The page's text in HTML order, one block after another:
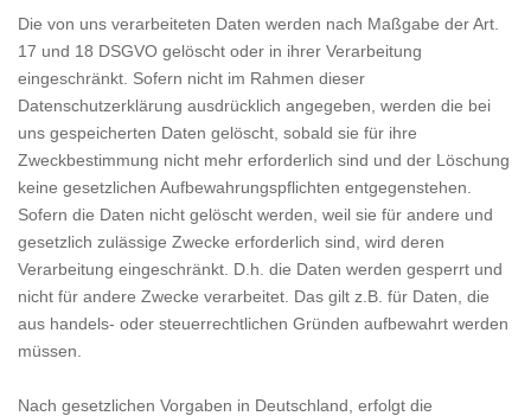
Die von uns verarbeiteten Daten werden nach Maßgabe der Art.
17 und 18 DSGVO gelöscht oder in ihrer Verarbeitung
eingeschränkt. Sofern nicht im Rahmen dieser
Datenschutzerklärung ausdrücklich angegeben, werden die bei
uns gespeicherten Daten gelöscht, sobald sie für ihre
Zweckbestimmung nicht mehr erforderlich sind und der Löschung
keine gesetzlichen Aufbewahrungspflichten entgegenstehen.
Sofern die Daten nicht gelöscht werden, weil sie für andere und
gesetzlich zulässige Zwecke erforderlich sind, wird deren
Verarbeitung eingeschränkt. D.h. die Daten werden gesperrt und
nicht für andere Zwecke verarbeitet. Das gilt z.B. für Daten, die
aus handels- oder steuerrechtlichen Gründen aufbewahrt werden
müssen.
Nach gesetzlichen Vorgaben in Deutschland, erfolgt die